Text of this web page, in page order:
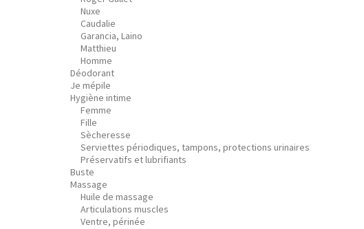
Nuxe
Caudalie
Garancia, Laino
Matthieu
Homme
Déodorant
Je mépile
Hygiène intime
Femme
Fille
Sècheresse
Serviettes périodiques, tampons, protections urinaires
Préservatifs et lubrifiants
Buste
Massage
Huile de massage
Articulations muscles
Ventre, périnée